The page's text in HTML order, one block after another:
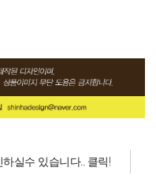
실수 있습니다.. 클릭!